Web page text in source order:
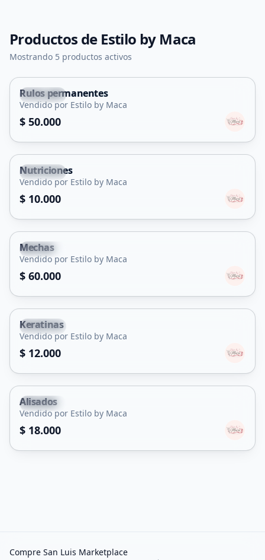
Productos de Estilo by Maca
Mostrando 5 productos activos
Capital
Servicio
Rulos permanentes
Vendido por Estilo by Maca
$ 50.000
Capital
Servicio
Nutriciones
Vendido por Estilo by Maca
$ 10.000
Capital
Servicio
Mechas
Vendido por Estilo by Maca
$ 60.000
Capital
Servicio
Keratinas
Vendido por Estilo by Maca
$ 12.000
Capital
Servicio
Alisados
Vendido por Estilo by Maca
$ 18.000
Compre San Luis Marketplace